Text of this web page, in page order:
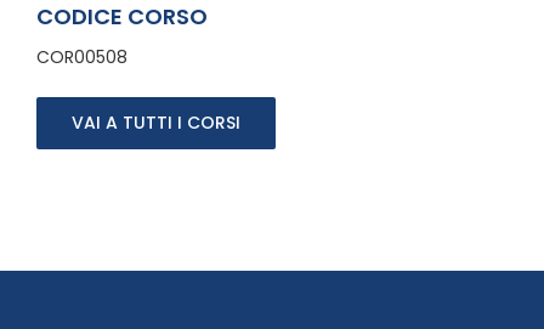
CODICE CORSO
COR00508
VAI A TUTTI I CORSI